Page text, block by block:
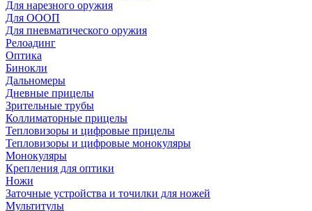
Для нарезного оружия
Для ОООП
Для пневматического оружия
Релоадинг
Оптика
Бинокли
Дальномеры
Дневные прицелы
Зрительные трубы
Коллиматорные прицелы
Тепловизоры и цифровые прицелы
Тепловизоры и цифровые монокуляры
Монокуляры
Крепления для оптики
Ножи
Заточные устройства и точилки для ножей
Мультитулы